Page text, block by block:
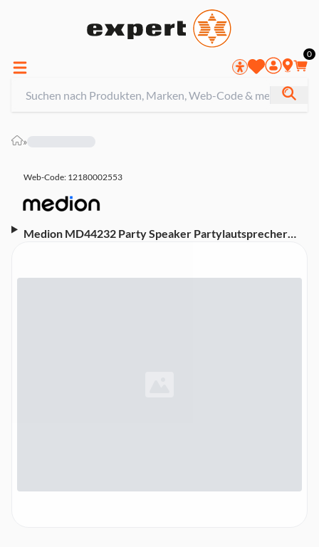
0
»
Web-Code: 12180002553
Medion MD44232 Party Speaker Partylautsprecher